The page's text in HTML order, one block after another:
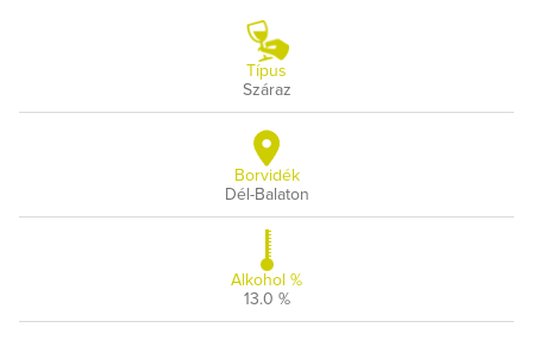
Típus
Száraz
Borvidék
Dél-Balaton
Alkohol %
13.0 %